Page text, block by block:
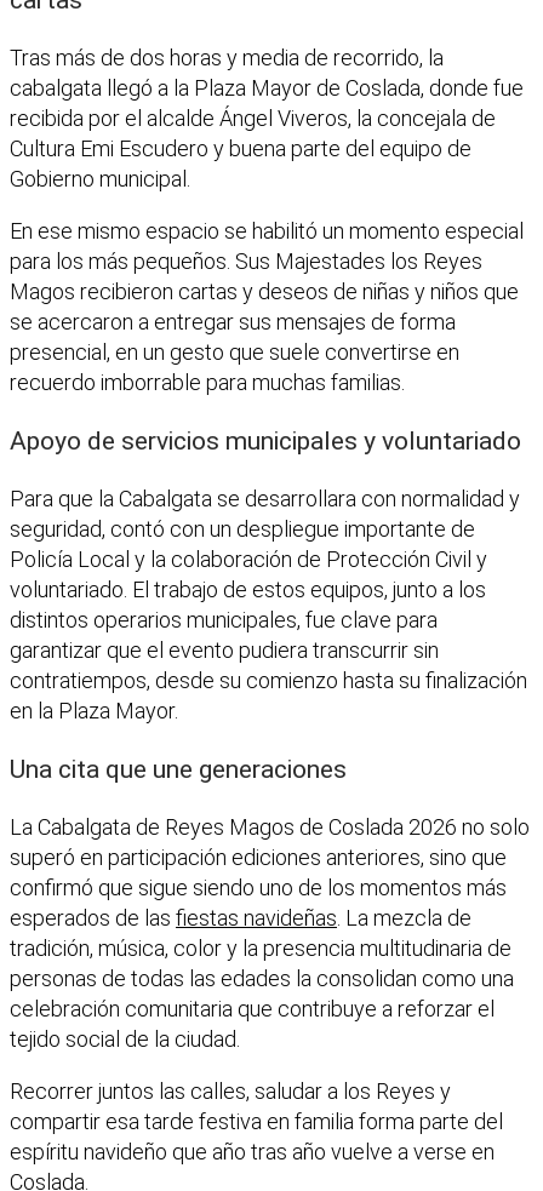
Tras más de dos horas y media de recorrido, la
cabalgata llegó a la Plaza Mayor de Coslada, donde fue
recibida por el alcalde Ángel Viveros, la concejala de
Cultura Emi Escudero y buena parte del equipo de
Gobierno municipal.
En ese mismo espacio se habilitó un momento especial
para los más pequeños. Sus Majestades los Reyes
Magos recibieron cartas y deseos de niñas y niños que
se acercaron a entregar sus mensajes de forma
presencial, en un gesto que suele convertirse en
recuerdo imborrable para muchas familias.
Apoyo de servicios municipales y voluntariado
Para que la Cabalgata se desarrollara con normalidad y
seguridad, contó con un despliegue importante de
Policía Local y la colaboración de Protección Civil y
voluntariado. El trabajo de estos equipos, junto a los
distintos operarios municipales, fue clave para
garantizar que el evento pudiera transcurrir sin
contratiempos, desde su comienzo hasta su finalización
en la Plaza Mayor.
Una cita que une generaciones
La Cabalgata de Reyes Magos de Coslada 2026 no solo
superó en participación ediciones anteriores, sino que
confirmó que sigue siendo uno de los momentos más
esperados de las fiestas navideñas . La mezcla de
tradición, música, color y la presencia multitudinaria de
personas de todas las edades la consolidan como una
celebración comunitaria que contribuye a reforzar el
tejido social de la ciudad.
Recorrer juntos las calles, saludar a los Reyes y
compartir esa tarde festiva en familia forma parte del
espíritu navideño que año tras año vuelve a verse en
Coslada.